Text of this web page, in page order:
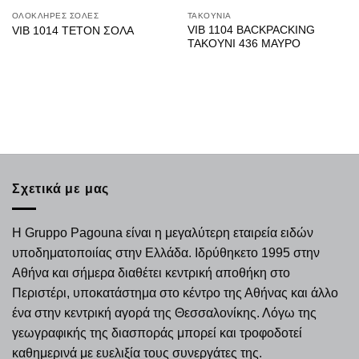
ΟΛΟΚΛΗΡΕΣ ΣΟΛΕΣ
VIB 1014 ΤΕΤΟΝ ΣΟΛΑ
ΤΑΚΟΥΝΙΑ
VIB 1104 BACKPACKING
ΤΑΚΟΥΝΙ 436 ΜΑΥΡΟ
Σχετικά με μας
Η Gruppo Pagouna είναι η μεγαλύτερη εταιρεία ειδών
υποδηματοποιίας στην Ελλάδα. Ιδρύθηκετο 1995 στην
Αθήνα και σήμερα διαθέτει κεντρική αποθήκη στο
Περιστέρι, υποκατάστημα στο κέντρο της Αθήνας και άλλο
ένα στην κεντρική αγορά της Θεσσαλονίκης. Λόγω της
γεωγραφικής της διασποράς μπορεί και τροφοδοτεί
καθημερινά με ευελιξία τους συνεργάτες της.